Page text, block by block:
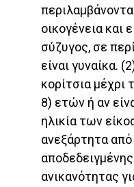
οικογένεια και
σύζυγος, σε
είναι γυναίκα.
κορίτσια μέχρι
8) ετών ή αν
ηλικία των
ανεξάρτητα
ανικανότητας